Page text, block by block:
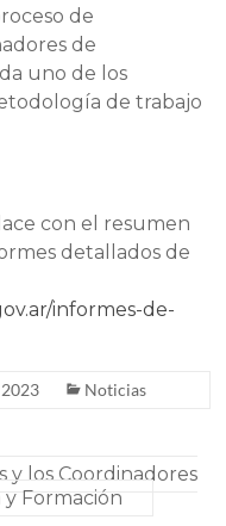
de
de
uno de los
de trabajo
con el resumen
detallados de
informes-de-
Noticias
y los Coordinadores
y Formación